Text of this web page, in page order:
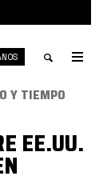
Toggle
Y TIEMPO
EE.UU.